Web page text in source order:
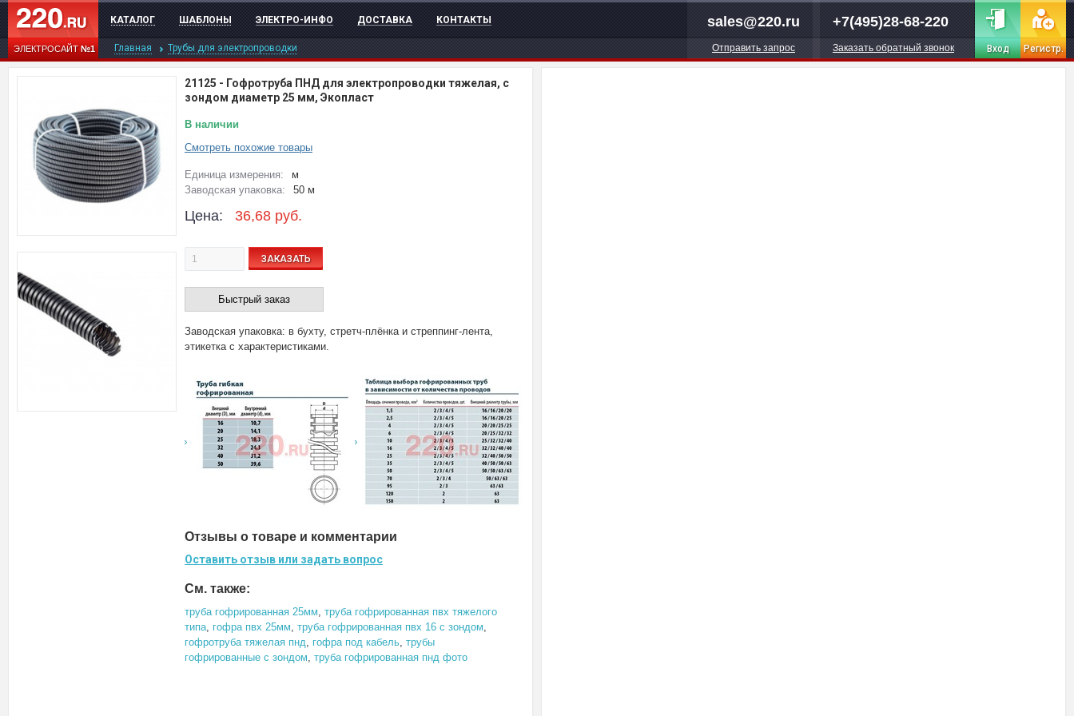
ЭЛЕКТРОСАЙТ№1
КАТАЛОГ ШАБЛОНЫ ЭЛЕКТРО-ИНФО ДОСТАВКА КОНТАКТЫ sales@220.ru
Отправить запрос
+7(495)28-68-220
Заказать обратный звонок Вход Регистр.
Главная Трубы для электропроводки
21125 - Гофротруба ПНД для электропроводки тяжелая, с
зондом диаметр 25 мм, Экопласт
В наличии
Смотреть похожие товары
Единица измерения:
м
Заводская упаковка:
50 м
Цена: 36,68 руб.
ЗАКАЗАТЬ
Быстрый заказ
Заводская упаковка: в бухту, стретч-плёнка и стреппинг-лента,
этикетка с характеристиками.
Отзывы о товаре и комментарии
Оставить отзыв или задать вопрос
См. также:
труба гофрированная 25мм, труба гофрированная пвх тяжелого
типа, гофра пвх 25мм, труба гофрированная пвх 16 с зондом,
гофротруба тяжелая пнд, гофра под кабель, трубы
гофрированные с зондом, труба гофрированная пнд фото